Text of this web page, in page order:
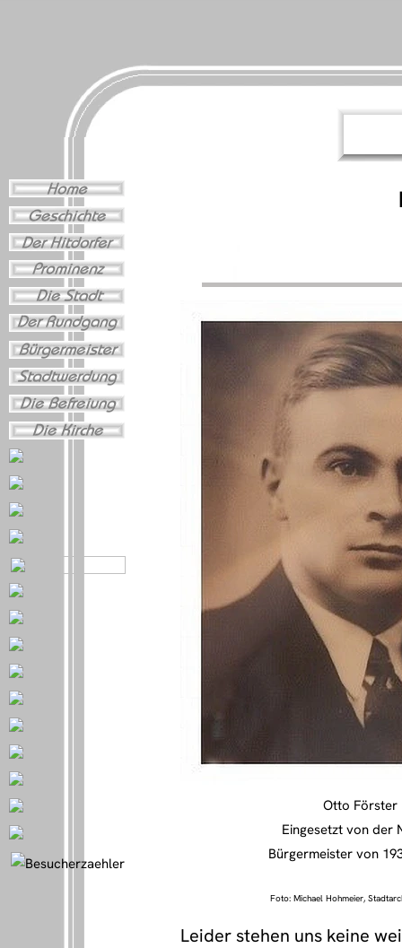
Otto Förster
Eingesetzt von der
Bürgermeister von
Foto: Michael Hohmeier,
Leider stehen uns keine